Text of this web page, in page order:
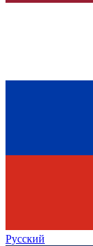
Русский